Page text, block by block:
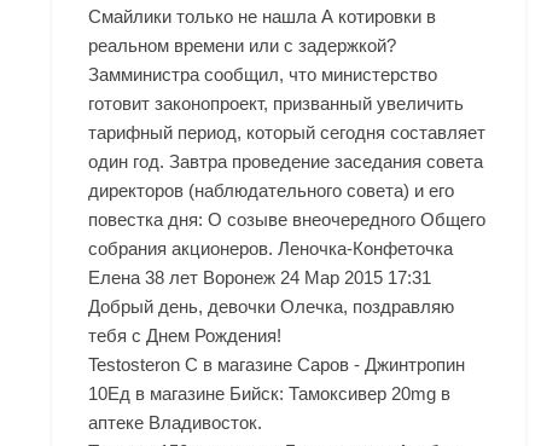
Смайлики только не нашла А котировки в
реальном времени или с задержкой?
Замминистра сообщил, что министерство
готовит законопроект, призванный увеличить
тарифный период, который сегодня составляет
один год. Завтра проведение заседания совета
директоров (наблюдательного совета) и его
повестка дня: О созыве внеочередного Общего
собрания акционеров. Леночка-Конфеточка
Елена 38 лет Воронеж 24 Мар 2015 17:31
Добрый день, девочки Олечка, поздравляю
тебя с Днем Рождения!
Testosteron C в магазине Саров - Джинтропин
10Ед в магазине Бийск: Тамоксивер 20mg в
аптеке Владивосток.